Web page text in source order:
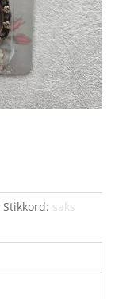
Stikkord: saks